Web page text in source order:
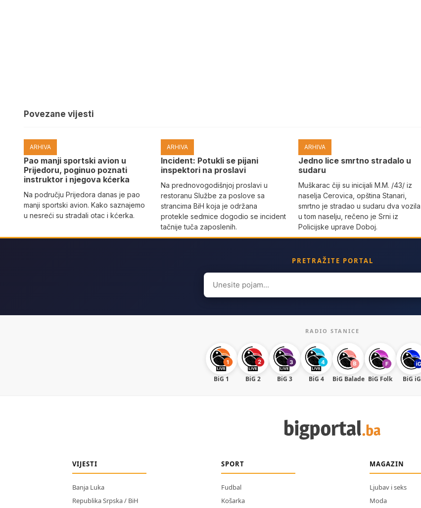
Povezane vijesti
ARHIVA
Pao manji sportski avion u
Prijedoru, poginuo poznati
instruktor i njegova kćerka
Na području Prijedora danas je pao
manji sportski avion. Kako saznajemo
u nesreći su stradali otac i kćerka.
ARHIVA
Incident: Potukli se pijani
inspektori na proslavi
Na prednovogodišnjoj proslavi u
restoranu Službe za poslove sa
strancima BiH koja je održana
protekle sedmice dogodio se incident
tačnije tuča zaposlenih.
ARHIVA
Јedno lice smrtno stradalo u
sudaru
Muškarac čiji su inicijali M.M. /43/ iz
naselja Cerovica, opština Stanari,
smrtno je stradao u sudaru dva vozila
u tom naselju, rečeno je Srni iz
Policijske uprave Doboj.
PRETRAŽITE PORTAL
Search
for:
RADIO STANICE
BiG 1 BiG 2 BiG 3 BiG 4 BiG Balade BiG Folk BiG iG
VIJESTI
Banja Luka
Republika Srpska / BiH
SPORT
Fudbal
Košarka
MAGAZIN
Ljubav i seks
Moda